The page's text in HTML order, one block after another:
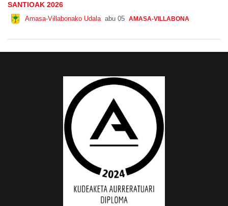
SANTIOAK 2026
Amasa-Villabonako Udala abu 05 AMASA-VILLABONA